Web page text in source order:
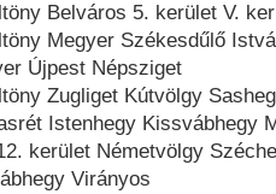
Belváros 5. kerület V.
Megyer Székesdűlő
Újpest Népsziget
Zugliget Kútvölgy
Istenhegy Kissvábhegy
kerület Németvölgy
Virányos